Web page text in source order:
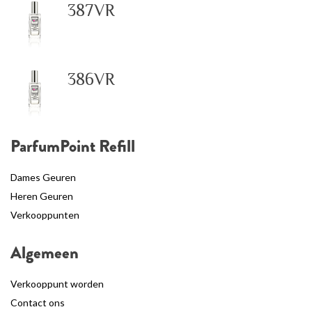
387VR
386VR
ParfumPoint Refill
Dames Geuren
Heren Geuren
Verkooppunten
Algemeen
Verkooppunt worden
Contact ons